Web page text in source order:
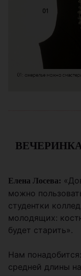
Елена Лосева:
можно
студентки
молодящих:
будет старить».
Нам
средней длины